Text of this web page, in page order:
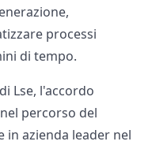
processi
di tempo.
Lse, l'accordo
percorso del
azienda leader nel